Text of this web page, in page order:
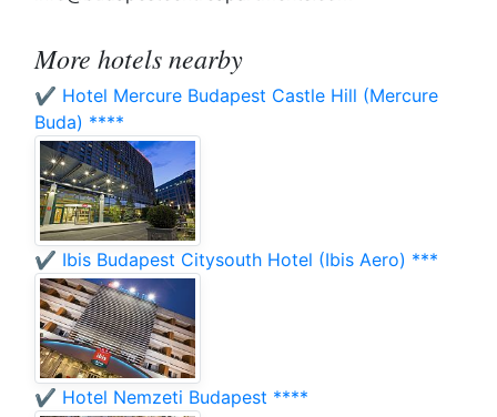
More hotels nearby
✔️ Hotel Mercure Budapest Castle Hill (Mercure
Buda) ****
✔️ Ibis Budapest Citysouth Hotel (Ibis Aero) ***
✔️ Hotel Nemzeti Budapest ****